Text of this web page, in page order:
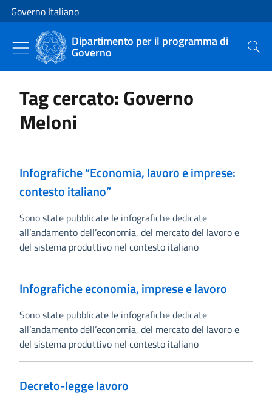
Vai al contenuto
Vai alla navigazione del sito
Governo Italiano
Dipartimento per il programma di
Governo Cerca
Tag cercato: Governo
Meloni
Infografiche “Economia, lavoro e imprese:
contesto italiano”
Sono state pubblicate le infografiche dedicate
all’andamento dell’economia, del mercato del lavoro e
del sistema produttivo nel contesto italiano
Infografiche economia, imprese e lavoro
Sono state pubblicate le infografiche dedicate
all’andamento dell’economia, del mercato del lavoro e
del sistema produttivo nel contesto italiano
Decreto-legge lavoro